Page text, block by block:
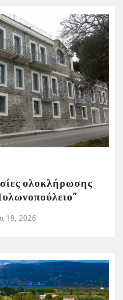
ολοκλήρωσης
18, 2026